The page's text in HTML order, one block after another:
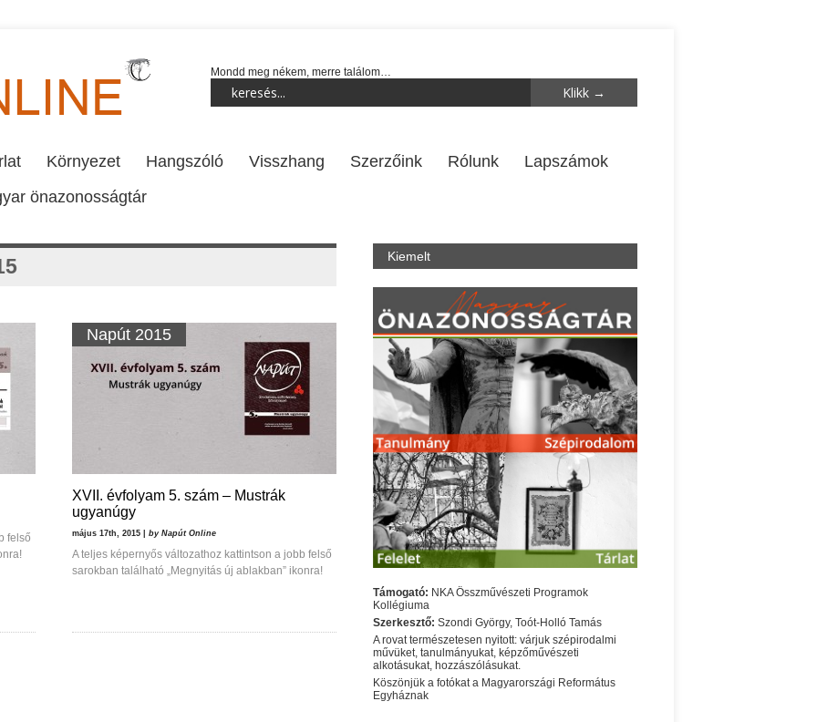
Mondd meg nékem, merre találom…
Környezet Hangszóló Visszhang Szerzőink Rólunk
Lapszámok
önazonosságtár
felső
Napút 2015
XVII. évfolyam 5. szám – Mustrák
ugyanúgy
május 17th, 2015 | by Napút Online
A teljes képernyős változathoz kattintson a jobb felső
sarokban található „Megnyitás új ablakban” ikonra!
Kiemelt
Támogató: NKA Összművészeti Programok
Kollégiuma
Szerkesztő: Szondi György, Toót-Holló Tamás
A rovat természetesen nyitott: várjuk szépirodalmi
művüket, tanulmányukat, képzőművészeti
alkotásukat, hozzászólásukat.
Köszönjük a fotókat a Magyarországi Református
Egyháznak